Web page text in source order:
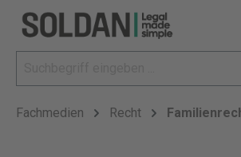
Fachmedien Recht